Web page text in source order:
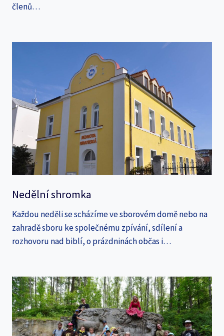
členů…
Nedělní shromka
Každou neděli se scházíme ve sborovém domě nebo na
zahradě sboru ke společnému zpívání, sdílení a
rozhovoru nad biblí, o prázdninách občas i…